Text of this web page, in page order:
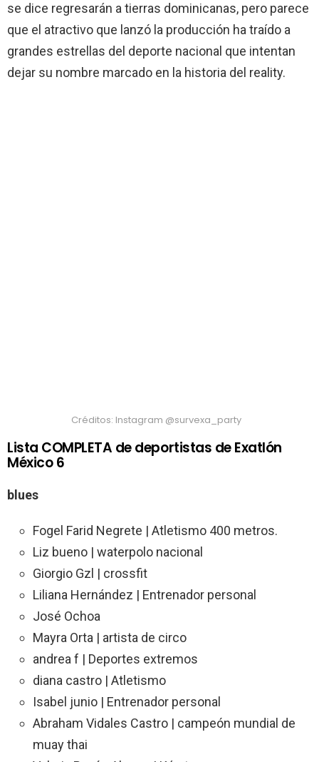
se dice regresarán a tierras dominicanas, pero parece
que el atractivo que lanzó la producción ha traído a
grandes estrellas del deporte nacional que intentan
dejar su nombre marcado en la historia del reality.
Créditos: Instagram @survexa_party
Lista COMPLETA de deportistas de Exatlón
México 6
blues
Fogel Farid Negrete | Atletismo 400 metros.
Liz bueno | waterpolo nacional
Giorgio Gzl | crossfit
Liliana Hernández | Entrenador personal
José Ochoa
Mayra Orta | artista de circo
andrea f | Deportes extremos
diana castro | Atletismo
Isabel junio | Entrenador personal
Abraham Vidales Castro | campeón mundial de
muay thai